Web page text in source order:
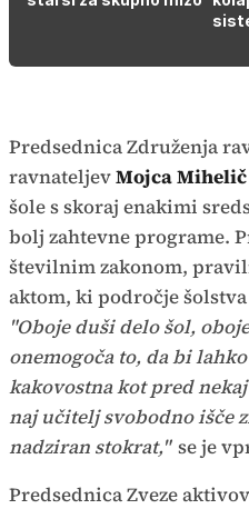
Predsednica Združenja
ravnateljevMojca Mihelič
šole s skoraj enakimi
bolj zahtevne programe.
številnim zakonom,
aktom, ki področje
"Oboje duši delo šol,
onemogoča to, da bi
kakovostna kot pred
naj učitelj svobodno išče
nadziran stokrat," se je
Predsednica Zveze